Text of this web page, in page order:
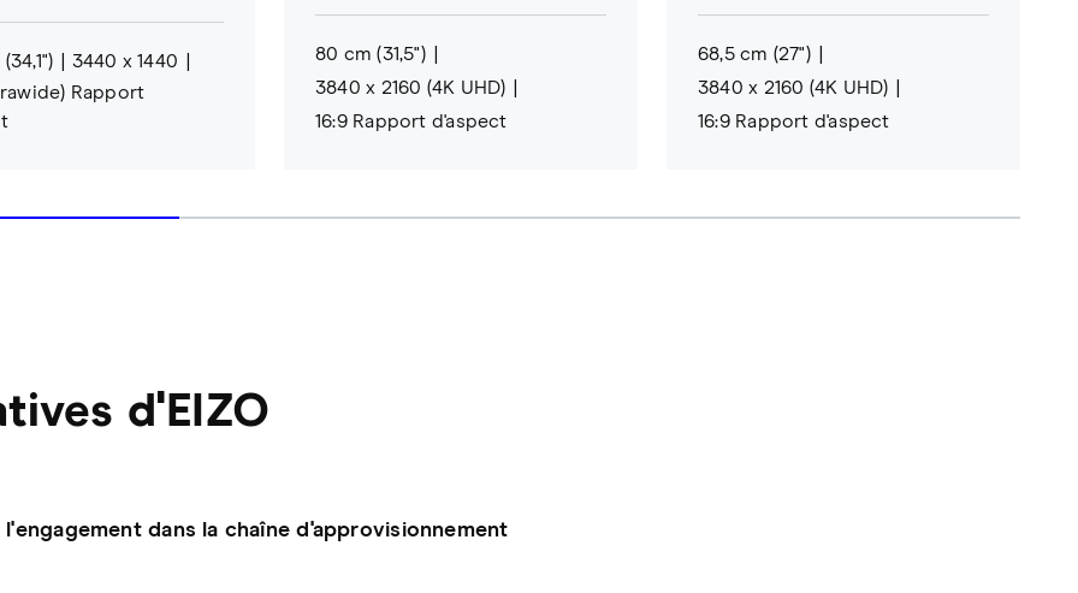
3440 x 1440
Rapport
80 cm (31,5")
3840 x 2160 (4K UHD)
16:9 Rapport d'aspect
68,5 cm (27")
3840 x 2160 (4K UHD)
16:9 Rapport d'aspect
d'EIZO
dans la chaîne d'approvisionnement